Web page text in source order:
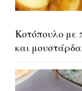
Κοτόπουλο με
και μουστάρδα